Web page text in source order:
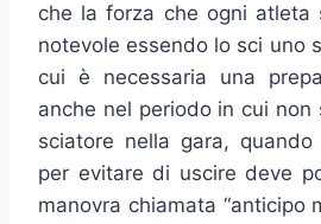
che la forza che ogni atleta
notevole essendo lo sci uno
cui è necessaria una
anche nel periodo in cui non
sciatore nella gara,
per evitare di uscire deve
manovra chiamata “anticipo